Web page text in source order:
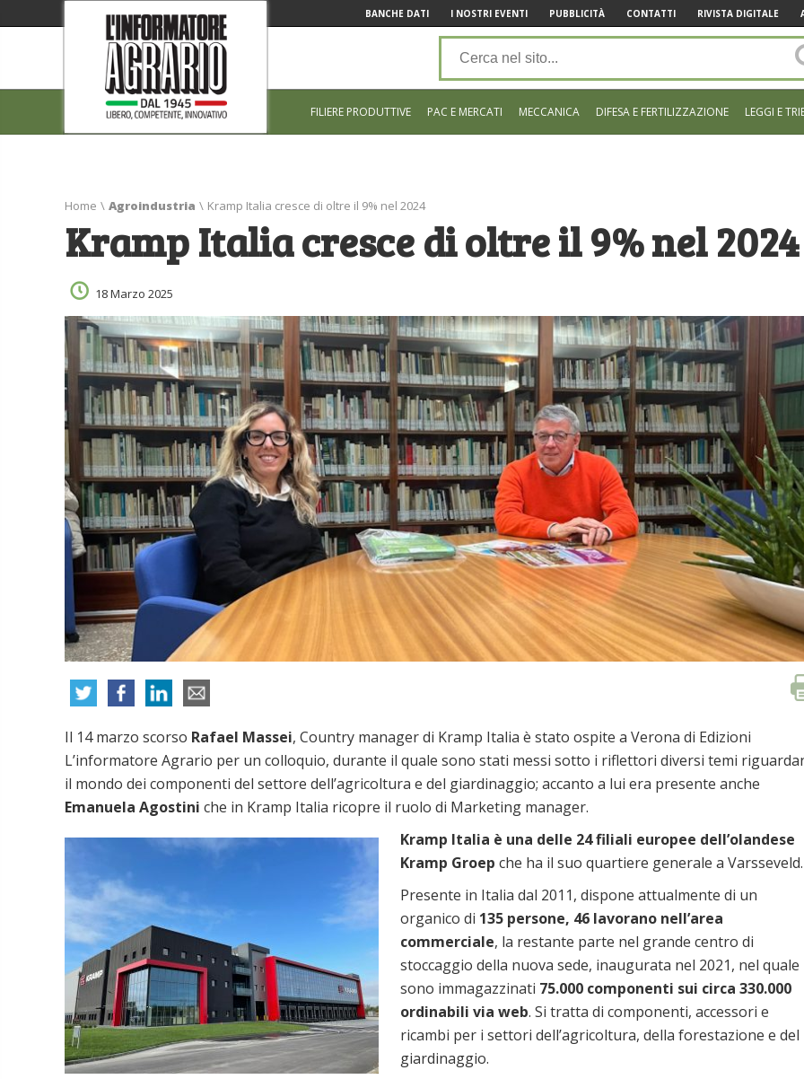
BANCHE DATI I NOSTRI EVENTI PUBBLICITÀ CONTATTI RIVISTA DIGITALE
FILIERE PRODUTTIVE PAC E MERCATI MECCANICA DIFESA E FERTILIZZAZIONE LEGGI E
Home \ Agroindustria \ Kramp Italia cresce di oltre il 9% nel 2024
Kramp Italia cresce di oltre il 9% nel 2024
18 Marzo 2025
Il 14 marzo scorso Rafael Massei, Country manager di Kramp Italia è stato ospite a Verona di Edizioni
L’informatore Agrario per un colloquio, durante il quale sono stati messi sotto i riflettori diversi temi
il mondo dei componenti del settore dell’agricoltura e del giardinaggio; accanto a lui era presente anche
Emanuela Agostini che in Kramp Italia ricopre il ruolo di Marketing manager.
Kramp Italia è una delle 24 filiali europee dell’olandese
Kramp Groep che ha il suo quartiere generale a Varsseveld.
Presente in Italia dal 2011, dispone attualmente di un
organico di 135 persone, 46 lavorano nell’area
commerciale, la restante parte nel grande centro di
stoccaggio della nuova sede, inaugurata nel 2021, nel quale
sono immagazzinati 75.000 componenti sui circa 330.000
ordinabili via web. Si tratta di componenti, accessori e
ricambi per i settori dell’agricoltura, della forestazione e del
giardinaggio.